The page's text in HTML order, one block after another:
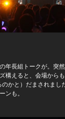
年長組トークが。突
えると、会場からも
のかと）だまされま
ンも。